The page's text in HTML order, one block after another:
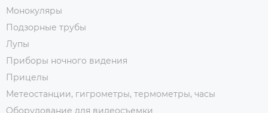
Монокуляры
Подзорные трубы
Лупы
Приборы ночного видения
Прицелы
Метеостанции, гигрометры, термометры, часы
Оборудование для видеосъемки